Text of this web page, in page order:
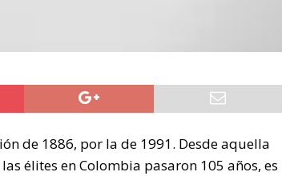
de 1886, por la de 1991. Desde aquella
élites en Colombia pasaron 105 años, es